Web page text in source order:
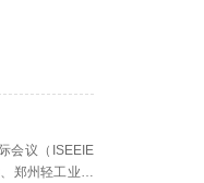
会议（ISEEIE
郑州轻工业大